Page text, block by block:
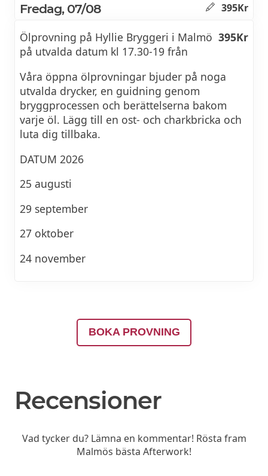
Fredag, 07/08 395Kr
Ölprovning på Hyllie Bryggeri i Malmö
på utvalda datum kl 17.30-19 från
395Kr
Våra öppna ölprovningar bjuder på noga
utvalda drycker, en guidning genom
bryggprocessen och berättelserna bakom
varje öl. Lägg till en ost- och charkbricka och
luta dig tillbaka.
DATUM 2026
25 augusti
29 september
27 oktober
24 november
BOKA PROVNING
Recensioner
Vad tycker du? Lämna en kommentar! Rösta fram
Malmös bästa Afterwork!